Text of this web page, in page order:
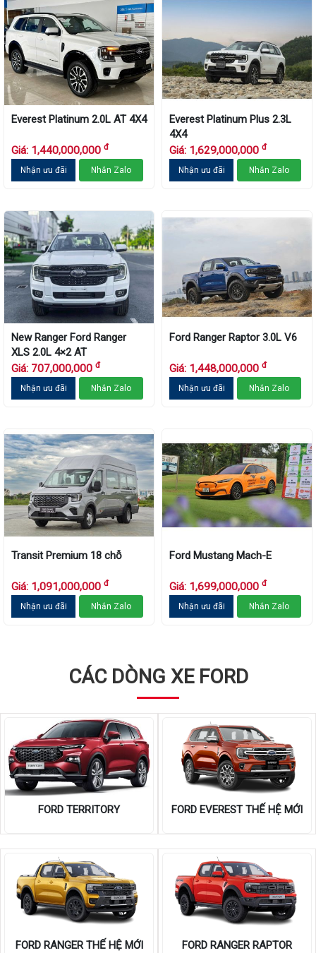
Everest Platinum 2.0L AT 4X4
Giá: 1,440,000,000 đ
Nhận ưu đãi Nhắn Zalo
Everest Platinum Plus 2.3L
4X4
Giá: 1,629,000,000 đ
Nhận ưu đãi Nhắn Zalo
New Ranger Ford Ranger
XLS 2.0L 4×2 AT
Giá: 707,000,000 đ
Nhận ưu đãi Nhắn Zalo
Ford Ranger Raptor 3.0L V6
Giá: 1,448,000,000 đ
Nhận ưu đãi Nhắn Zalo
Transit Premium 18 chỗ
Giá: 1,091,000,000 đ
Nhận ưu đãi Nhắn Zalo
Ford Mustang Mach-E
Giá: 1,699,000,000 đ
Nhận ưu đãi Nhắn Zalo
CÁC DÒNG XE FORD
FORD TERRITORY FORD EVEREST THẾ HỆ MỚI
FORD RANGER THẾ HỆ MỚI FORD RANGER RAPTOR